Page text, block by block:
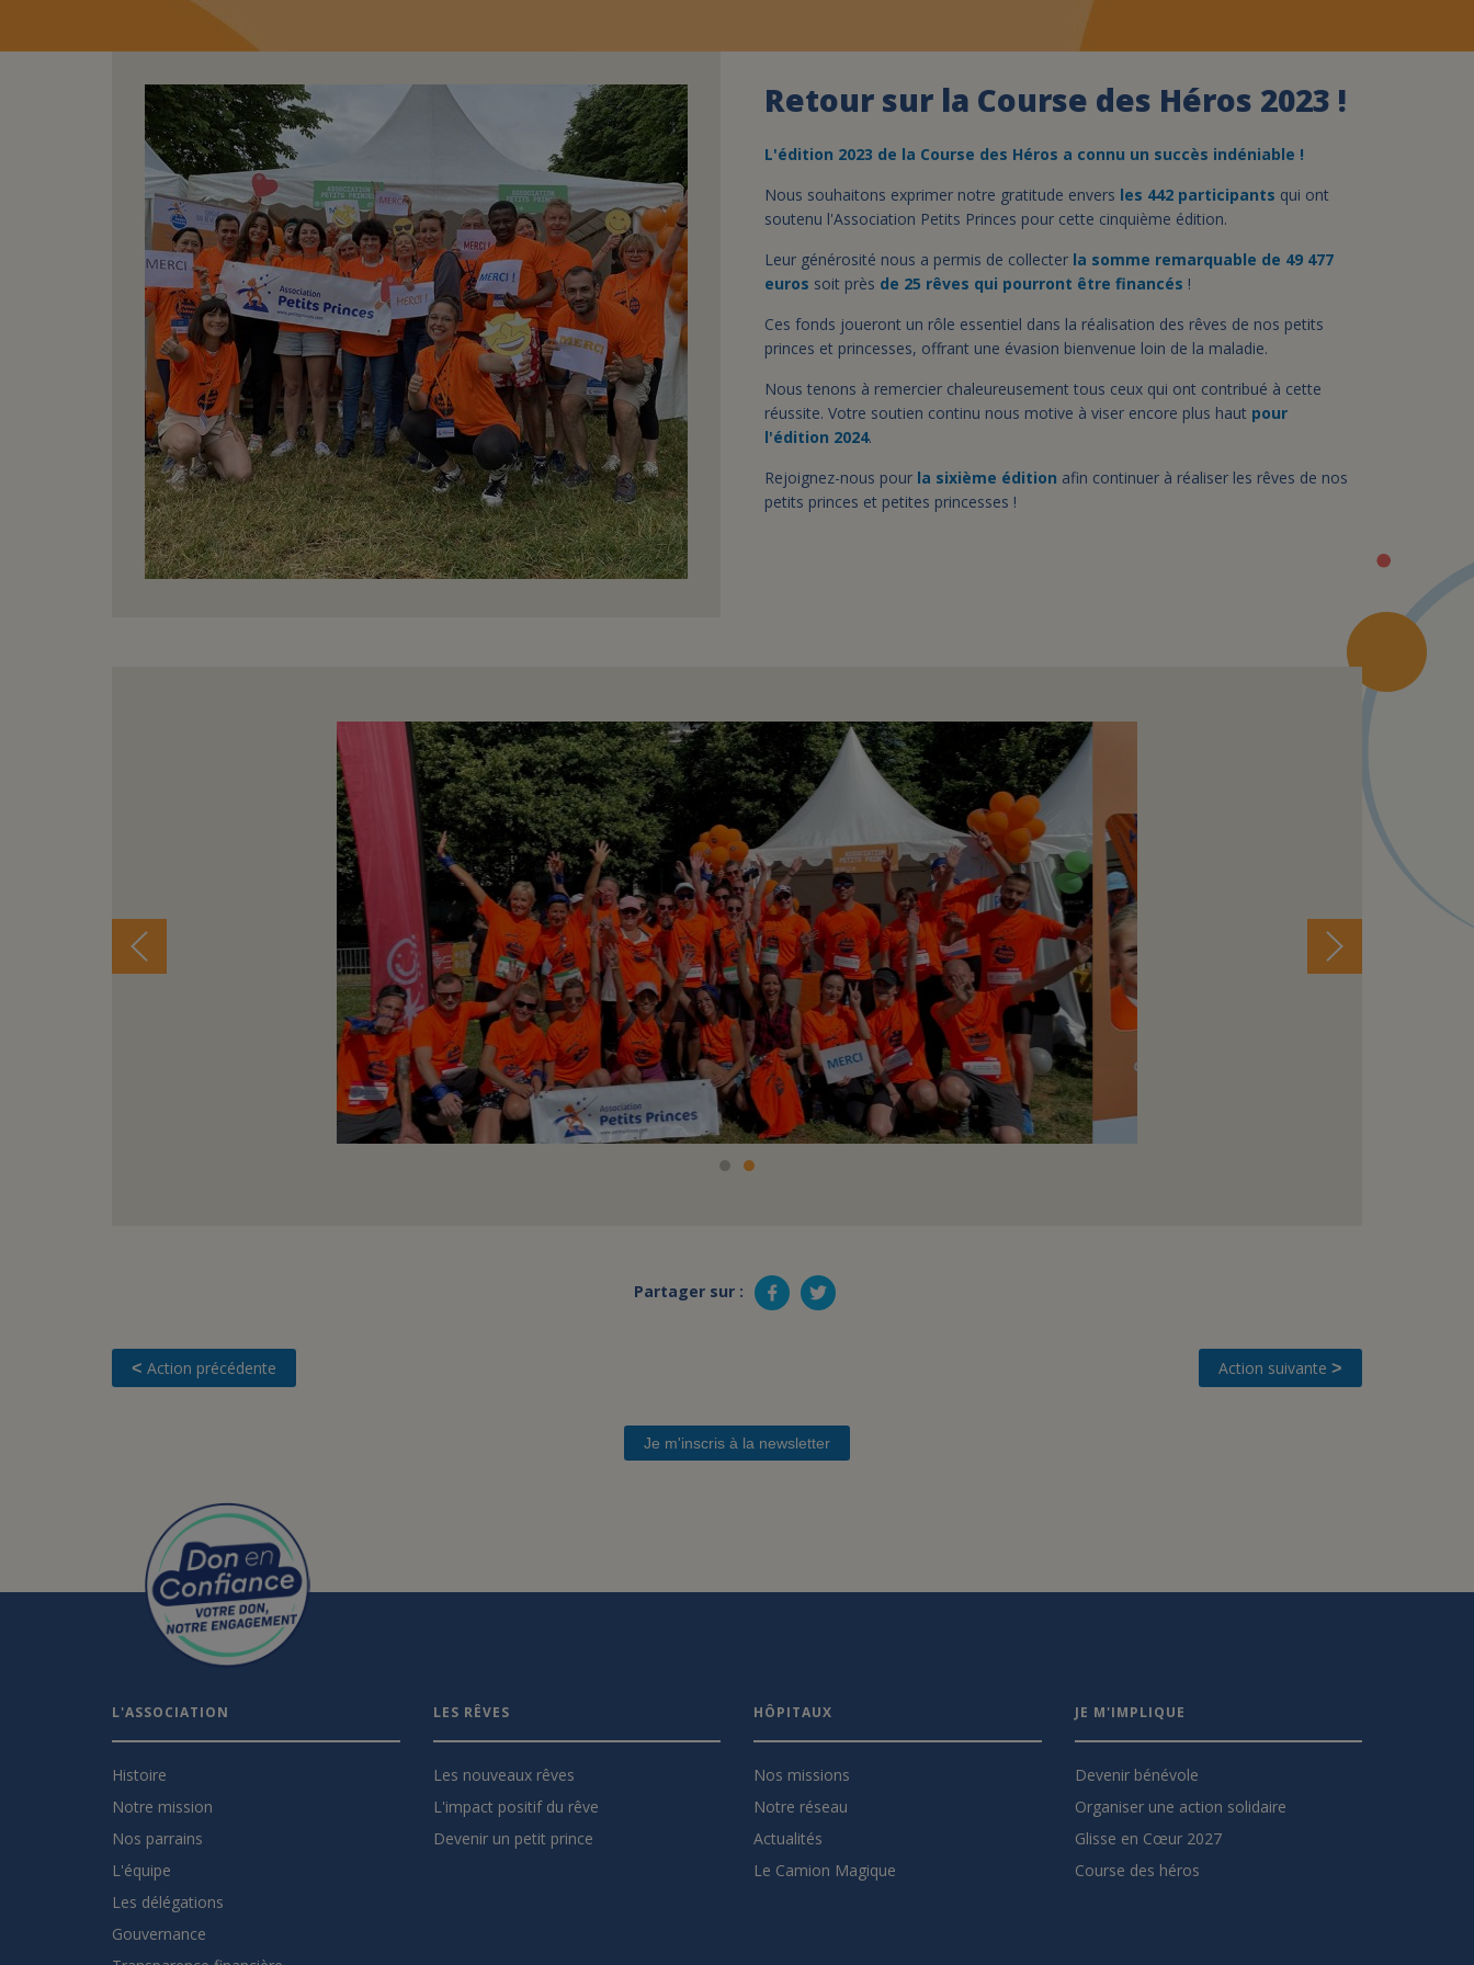
Retour sur la Course des Héros 2023 !
L'édition 2023 de la Course des Héros a connu un succès indéniable !
Nous souhaitons exprimer notre gratitude envers les 442 participants qui ont
soutenu l'Association Petits Princes pour cette cinquième édition.
Leur générosité nous a permis de collecter la somme remarquable de 49 477
euros soit près de 25 rêves qui pourront être financés !
Ces fonds joueront un rôle essentiel dans la réalisation des rêves de nos petits
princes et princesses, offrant une évasion bienvenue loin de la maladie.
Nous tenons à remercier chaleureusement tous ceux qui ont contribué à cette
réussite. Votre soutien continu nous motive à viser encore plus haut pour
l'édition 2024.
Rejoignez-nous pour la sixième édition afin continuer à réaliser les rêves de nos
petits princes et petites princesses !
Partager sur :
< Action précédente Action suivante >
Je m'inscris à la newsletter
L'ASSOCIATION
Histoire
Notre mission
Nos parrains
L'équipe
Les délégations
Gouvernance
LES RÊVES
Les nouveaux rêves
L'impact positif du rêve
Devenir un petit prince
HÔPITAUX
Nos missions
Notre réseau
Actualités
Le Camion Magique
JE M'IMPLIQUE
Devenir bénévole
Organiser une action solidaire
Glisse en Cœur 2027
Course des héros